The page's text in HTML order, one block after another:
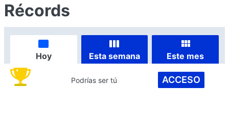
Récords
Hoy Esta semana Este mes
Podrías ser tú ACCESO